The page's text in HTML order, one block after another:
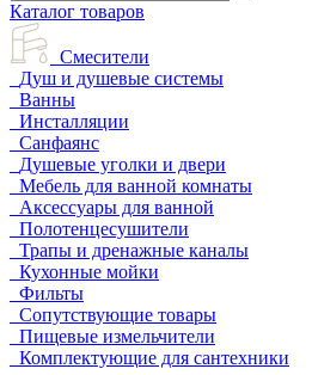
Каталог товаров
Смесители
Душ и душевые системы
Ванны
Инсталляции
Санфаянс
Душевые уголки и двери
Мебель для ванной комнаты
Аксессуары для ванной
Полотенцесушители
Трапы и дренажные каналы
Кухонные мойки
Фильты
Сопутствующие товары
Пищевые измельчители
Комплектующие для сантехники